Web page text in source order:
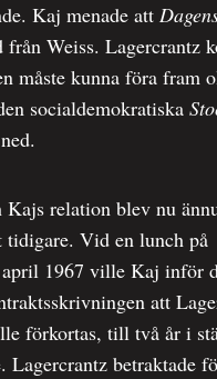
Kaj menade att
från Weiss. Lagercrantz
måste kunna föra fram
socialdemokratiska
Kajs relation blev nu
tidigare. Vid en lunch på
1967 ville Kaj inför
att
förkortas, till två år i
Lagercrantz betraktade